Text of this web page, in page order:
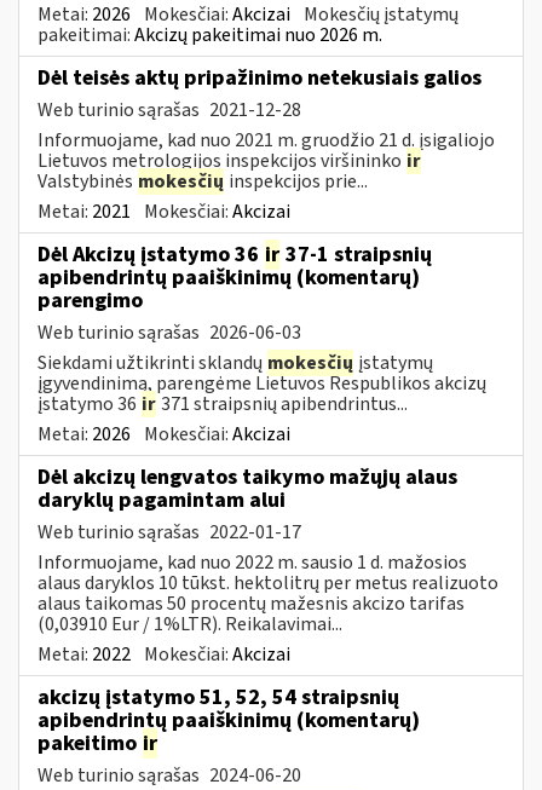
Metai: 2026 Mokesčiai:Akcizai Mokesčių įstatymų
pakeitimai:Akcizų pakeitimai nuo 2026 m.
Dėl teisės aktų pripažinimo netekusiais galios
Web turinio sąrašas 2021-12-28
Informuojame, kad nuo 2021 m. gruodžio 21 d. įsigaliojo
Lietuvos metrologijos inspekcijos viršininko ir
Valstybinės mokesčių inspekcijos prie...
Metai: 2021 Mokesčiai:Akcizai
Dėl Akcizų įstatymo 36 ir 37-1 straipsnių
apibendrintų paaiškinimų (komentarų)
parengimo
Web turinio sąrašas 2026-06-03
Siekdami užtikrinti sklandų mokesčių įstatymų
įgyvendinimą, parengėme Lietuvos Respublikos akcizų
įstatymo 36 ir371 straipsnių apibendrintus...
Metai: 2026 Mokesčiai:Akcizai
Dėl akcizų lengvatos taikymo mažųjų alaus
daryklų pagamintam alui
Web turinio sąrašas 2022-01-17
Informuojame, kad nuo 2022 m. sausio 1 d. mažosios
alaus daryklos 10 tūkst. hektolitrų per metus realizuoto
alaus taikomas 50 procentų mažesnis akcizo tarifas
(0,03910 Eur / 1%LTR). Reikalavimai...
Metai: 2022 Mokesčiai:Akcizai
akcizų įstatymo 51, 52, 54 straipsnių
apibendrintų paaiškinimų (komentarų)
pakeitimo ir
Web turinio sąrašas 2024-06-20